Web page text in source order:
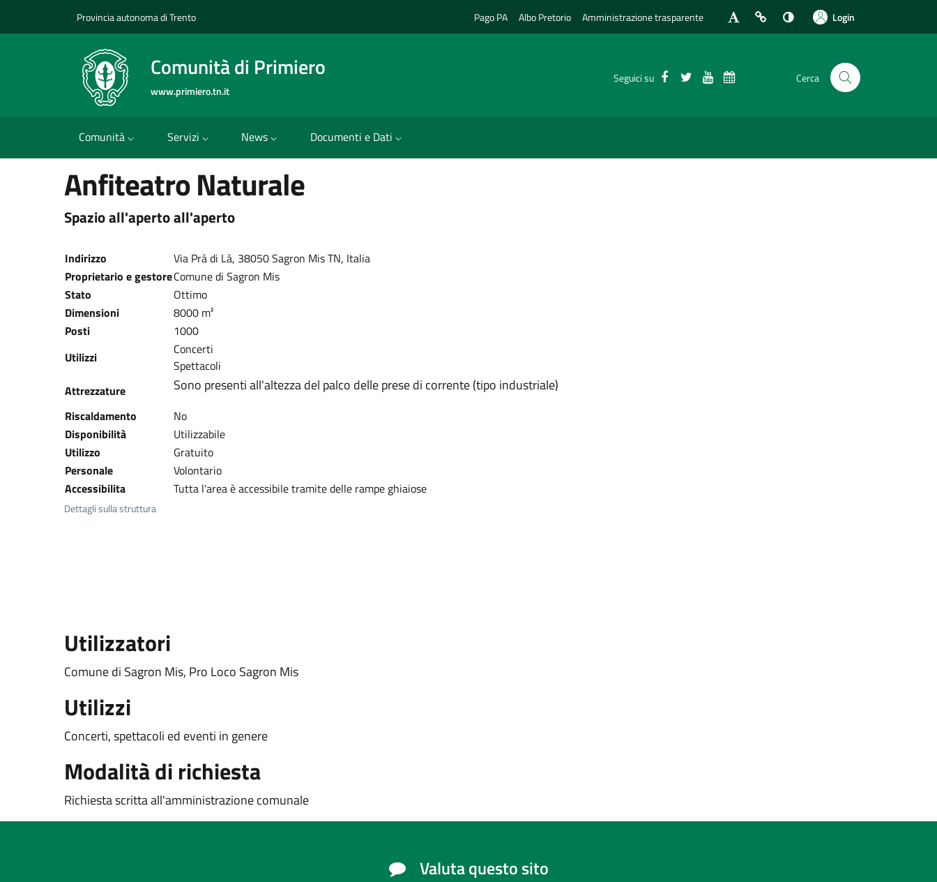
Provincia autonoma di Trento Pago PA Albo Pretorio Amministrazione trasparente Login
Comunità di Primiero
www.primiero.tn.it
Seguici su Facebook
TwitterYoutubeCalendario eventi
Cerca
Comunità Servizi News Documenti e Dati
Anfiteatro Naturale
Spazio all'aperto all'aperto
Dettagli sulla struttura
Indirizzo
Via Prà di Là, 38050 Sagron Mis TN, Italia
Proprietario e gestoreComune di Sagron Mis
Stato
Ottimo
Dimensioni
8000 m²
Posti
1000
Utilizzi
Concerti
Spettacoli
Attrezzature
Sono presenti all'altezza del palco delle prese di corrente (tipo industriale)
Riscaldamento
No
Disponibilità
Utilizzabile
Utilizzo
Gratuito
Personale
Volontario
Accessibilita
Tutta l'area è accessibile tramite delle rampe ghiaiose
Utilizzatori
Comune di Sagron Mis, Pro Loco Sagron Mis
Utilizzi
Concerti, spettacoli ed eventi in genere
Modalità di richiesta
Richiesta scritta all'amministrazione comunale
Valuta questo sito